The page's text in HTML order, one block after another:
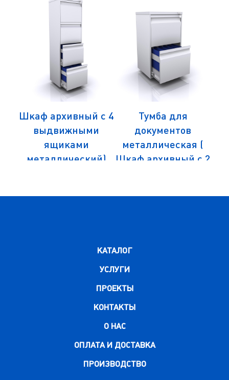
Шкаф архивный с 4
выдвижными
ящиками
металлический)
Тумба для
документов
металлическая (
Шкаф архивный с 2
КАТАЛОГ
УСЛУГИ
ПРОЕКТЫ
КОНТАКТЫ
О НАС
ОПЛАТА И ДОСТАВКА
ПРОИЗВОДСТВО